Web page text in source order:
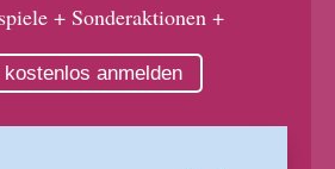
+ Sonderaktionen +
anmelden